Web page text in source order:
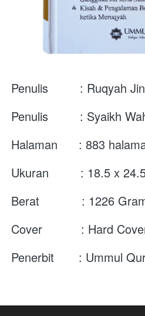
Penulis         : Ruqyah
Penulis         : Syaikh
Halaman      : 883
Ukuran         : 18.5 x
Berat            : 1226
Cover           : Hard
Penerbit       : Ummul